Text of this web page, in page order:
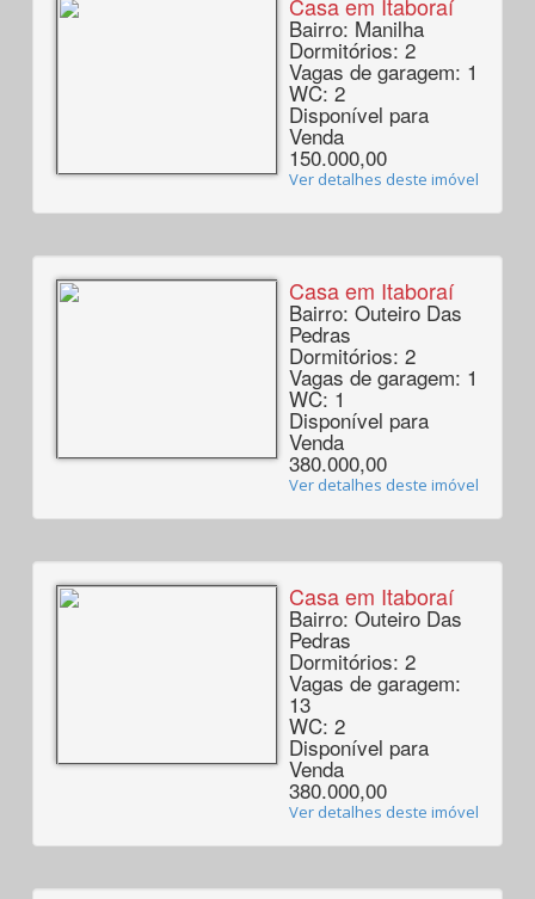
Bairro: Manilha
Dormitórios: 2
Vagas de garagem: 1
WC: 2
Disponível para
Venda
150.000,00
Ver detalhes deste imóvel
Casa em Itaboraí
Bairro: Outeiro Das
Pedras
Dormitórios: 2
Vagas de garagem: 1
WC: 1
Disponível para
Venda
380.000,00
Ver detalhes deste imóvel
Casa em Itaboraí
Bairro: Outeiro Das
Pedras
Dormitórios: 2
Vagas de garagem:
13
WC: 2
Disponível para
Venda
380.000,00
Ver detalhes deste imóvel